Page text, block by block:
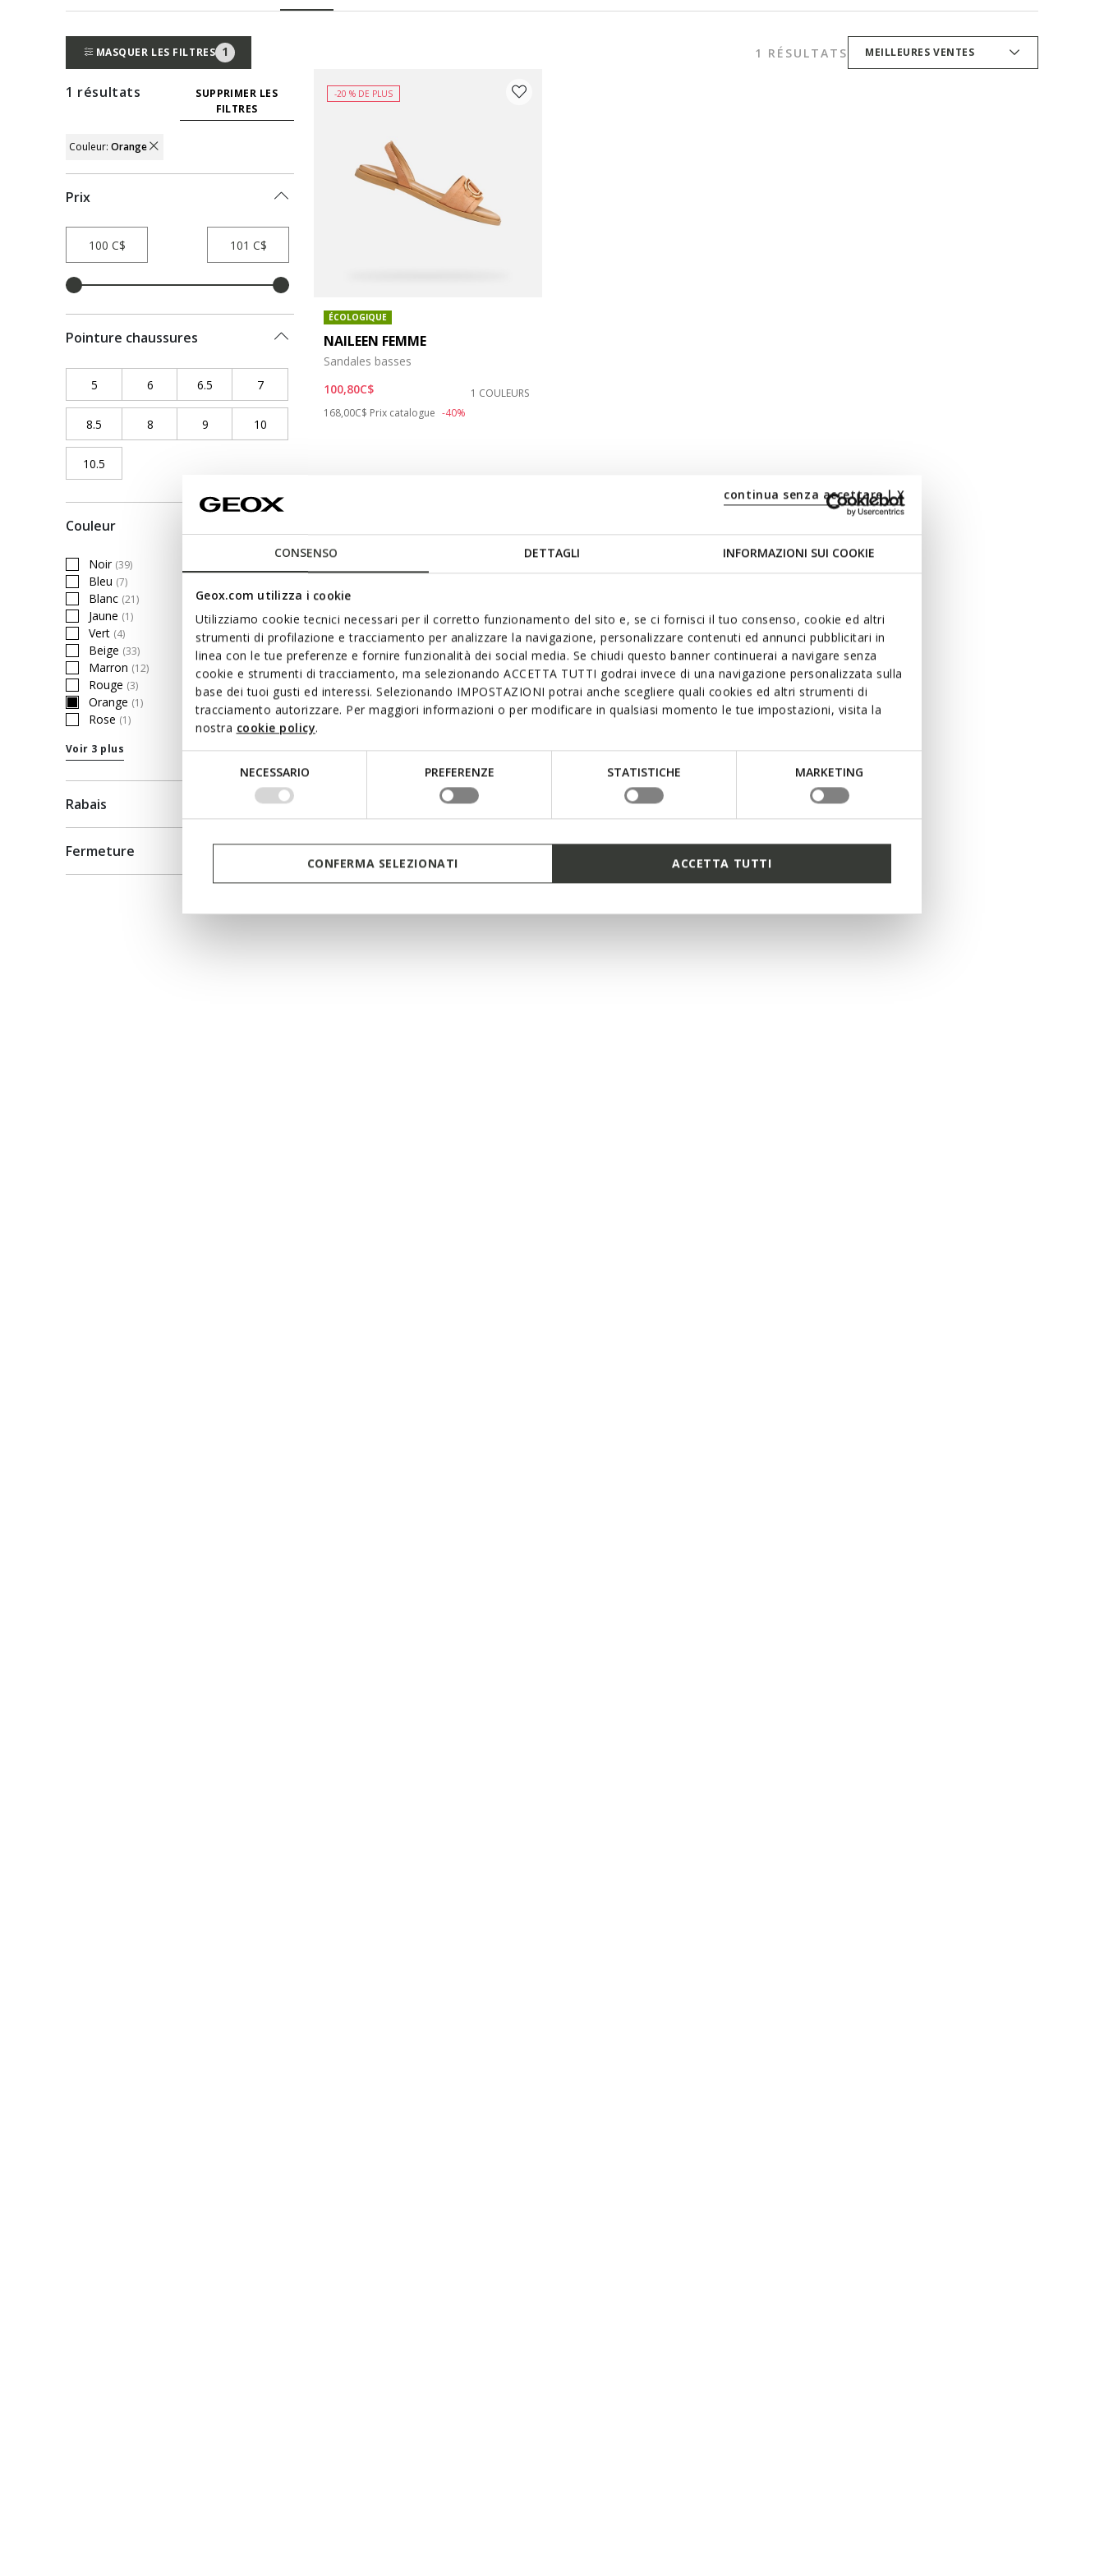
CONSENSO DETTAGLI INFORMAZIONI SUI COOKIE
Geox.com utilizza i cookie
Utilizziamo cookie tecnici necessari per il corretto funzionamento del sito e, se ci fornisci il tuo consenso, cookie ed altri
strumenti di profilazione e tracciamento per analizzare la navigazione, personalizzare contenuti ed annunci pubblicitari in
linea con le tue preferenze e fornire funzionalità dei social media. Se chiudi questo banner continuerai a navigare senza
cookie e strumenti di tracciamento, ma selezionando ACCETTA TUTTI godrai invece di una navigazione personalizzata sulla
base dei tuoi gusti ed interessi. Selezionando IMPOSTAZIONI potrai anche scegliere quali cookies ed altri strumenti di
tracciamento autorizzare. Per maggiori informazioni o per modificare in qualsiasi momento le tue impostazioni, visita la
nostra cookie policy.
del
NECESSARIO PREFERENZE STATISTICHE MARKETING
continua senza accettare | X
CONFERMA SELEZIONATI ACCETTA TUTTI
MASQUER LES FILTRES 1 1 RÉSULTATS MEILLEURES VENTES
1 résultats
SUPPRIMER LES
FILTRES
Couleur: Orange
REMOVE FILTER CURRENTLY REFINED BY COULEUR: ORANGE
Prix
Pointure chaussures
5 Refine by Pointure chaussures: 5
6 Refine by Pointure chaussures: 6
6.5 Refine by Pointure chaussures: 6.5
7Refine by Pointure chaussures: 7
8.5 Refine by Pointure chaussures: 8.5
8 Refine by Pointure chaussures: 8
9 Refine by Pointure chaussures: 9
10 Refine by Pointure chaussures: 10
10.5
Couleur
Noir (39)
Refine by Couleur: Noir
Bleu (7)
Refine by Couleur: Bleu
Blanc (21)
Refine by Couleur: Blanc
Jaune (1)
Refine by Couleur: Jaune
Vert (4)
Refine by Couleur: Vert
Beige (33)
Refine by Couleur: Beige
Marron (12)
Refine by Couleur: Marron
Rouge (3)
Refine by Couleur: Rouge
Orange (1)
selected Currently Refined by Couleur: Orange
Rose (1)
Refine by Couleur: Rose
Voir 3 plus
Rabais
Fermeture
-20 % DE PLUS
ÉCOLOGIQUE
NAILEEN FEMME
Sandales basses
100,80C$
1 COULEURS
Price reduced from
168,00C$ to
Prix catalogue -40%